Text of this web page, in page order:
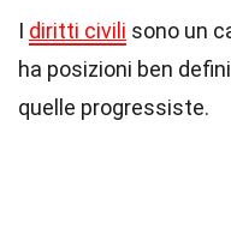
I diritti civili sono un
ha posizioni ben
quelle progressiste.